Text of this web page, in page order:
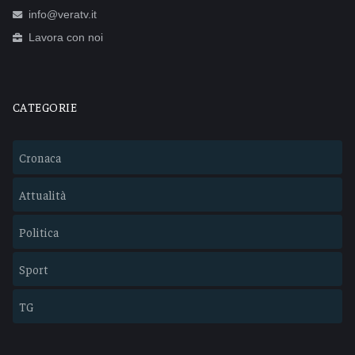
info@veratv.it
Lavora con noi
CATEGORIE
Cronaca
Attualità
Politica
Sport
TG